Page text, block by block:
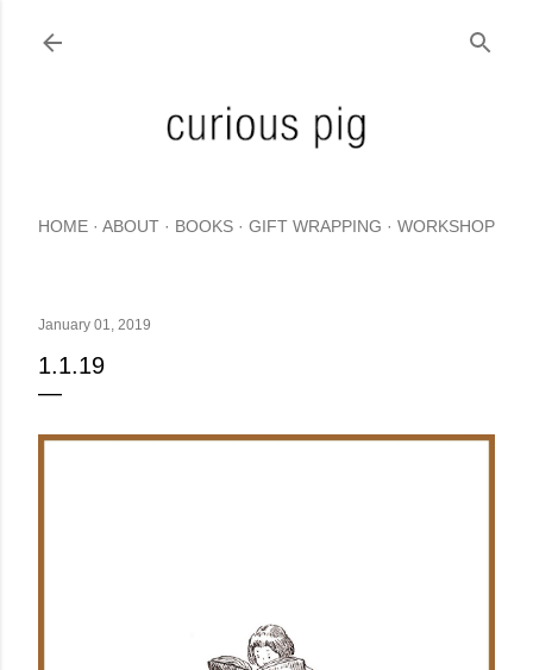
HOME ABOUT BOOKS GIFT WRAPPING WORKSHOP
January 01, 2019
1.1.19